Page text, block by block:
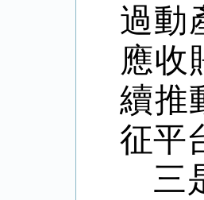
過動
應收
續推
征平
三